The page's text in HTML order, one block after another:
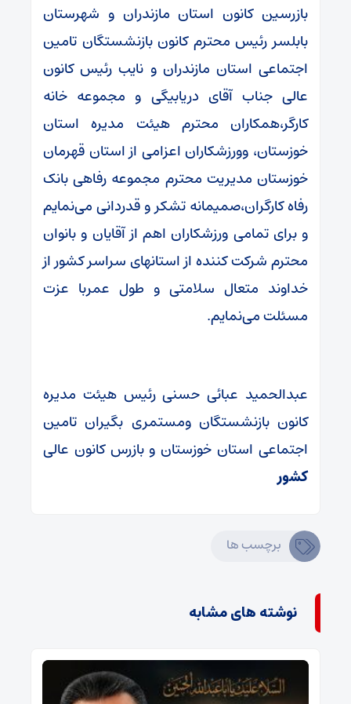
بازرسین کانون استان مازندران و شهرستان
بابلسر رئیس محترم کانون بازنشستگان تامین
اجتماعی استان مازندران و نایب رئیس کانون
عالی جناب آقای دریابیگی و مجموعه خانه
کارگر،همکاران محترم هیئت مدیره استان
خوزستان، وورزشکاران اعزامی از استان قهرمان
خوزستان مدیریت محترم مجموعه رفاهی بانک
رفاه کارگران،صمیمانه تشکر و قدردانی می‌نمایم
و برای تمامی ورزشکاران اهم از آقایان و بانوان
محترم شرکت کننده از استانهای سراسر کشور از
خداوند متعال سلامتی و طول عمربا عزت
مسئلت می‌نمایم.
عبدالحمید عبائی حسنی رئیس هیئت مدیره
کانون بازنشستگان ومستمری بگیران تامین
اجتماعی استان خوزستان و بازرس کانون عالی
کشور
برچسب ها
نوشته های مشابه